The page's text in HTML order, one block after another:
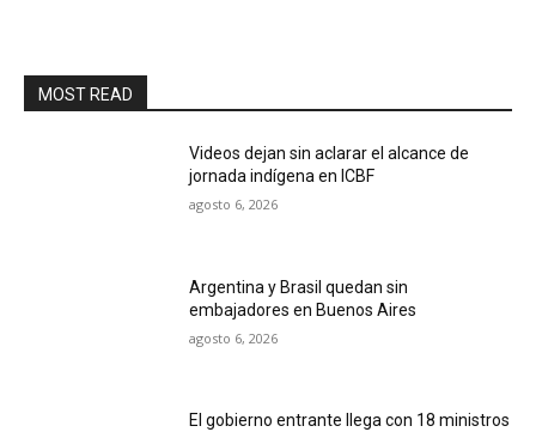
MOST READ
Videos dejan sin aclarar el alcance de
jornada indígena en ICBF
agosto 6, 2026
Argentina y Brasil quedan sin
embajadores en Buenos Aires
agosto 6, 2026
El gobierno entrante llega con 18 ministros